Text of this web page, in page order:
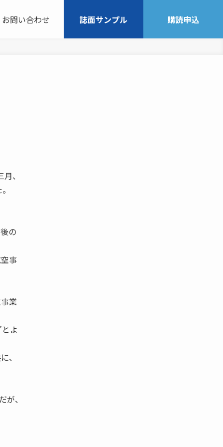
お問い合わせ 誌面サンプル 購読申込
、
の
事
業
よ
、
、